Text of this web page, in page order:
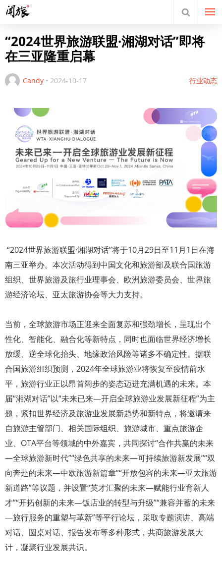
“2024世界旅游联盟·湘湖对话”即将
在三亚隆重启幕
Candy • 2024-10-17 行业动态
“2024世界旅游联盟·湘湖对话”将于10月29日至11月1日在海
南三亚举办。本次活动得到中国文化和旅游部及联合国旅游
组织、世界旅游及旅行业理事会、欧洲旅游委员会、世界旅
游经济论坛、亚太旅游协会等大力支持。
当前，全球旅游市场正迎来全面复苏和强劲增长，呈现出个
性化、智能化、融合化等新特点，同时也面临世界经济增长
放缓、逆全球化抬头、地缘政治风险等诸多不确定性。据联
合国旅游组织预测，2024年全球旅游业将恢复至疫情前水
平，旅游行业正以昂首阔步的姿态迈进充满机遇的未来。本
届“湘湖对话”以“未来已来—开启全球旅游业发展新征程”为主
题，紧扣世界经济及旅游业发展新趋势和新特点，将邀请来
自旅游主管部门、相关国际组织、旅游城市、重点旅游企
业、OTA平台等领域的中外嘉宾，共同探讨“合作共赢的未来
—全球旅游新时代”“绿色共享的未来—可持续旅游新发展”“双
向奔赴的未来—中欧旅游新篇章”“开放包容的未来—亚太旅游
新道路”等议题，并设置“英才汇聚的未来—赋能行业育新人
才”“开拓创新的未来—饭店业的转型与升级”“兼容并蓄的未来
—旅行服务的重塑与革新”等平行论坛，采取专题演讲、高端
对话、圆桌对话、报告发布等多种形式，共商旅游发展大
计，凝聚行业发展共识。